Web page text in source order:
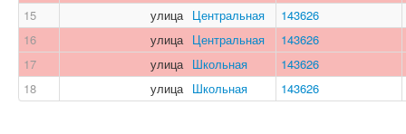
15
улица Центральная
143626
16
улица Центральная
143626
17
улица Школьная
143626
18
улица Школьная 143626